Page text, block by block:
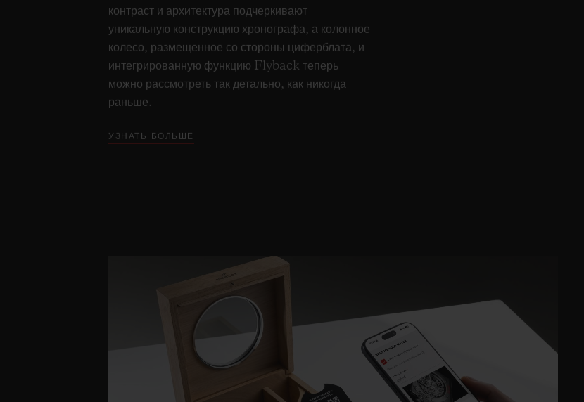
контраст и архитектура подчеркивают
уникальную конструкцию хронографа, а колонное
колесо, размещенное со стороны циферблата, и
интегрированную функцию Flyback теперь
можно рассмотреть так детально, как никогда
раньше.
УЗНАТЬ БОЛЬШЕ